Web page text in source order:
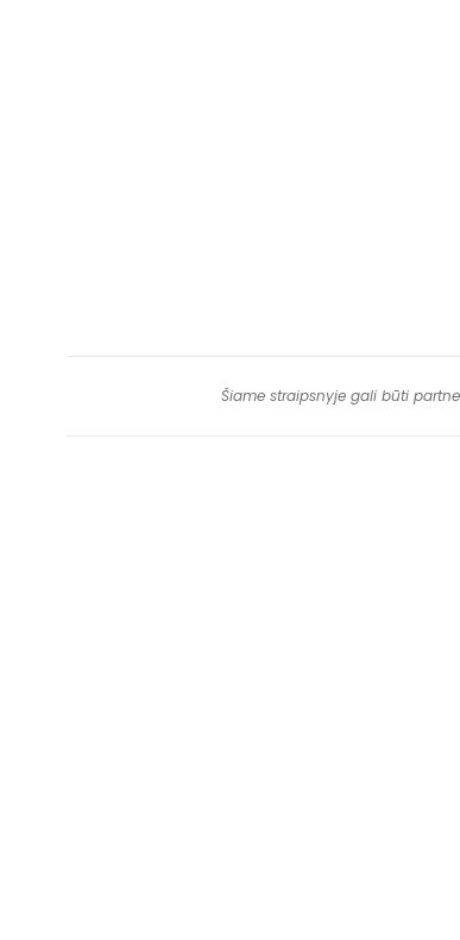
Šiame straipsnyje gali būti